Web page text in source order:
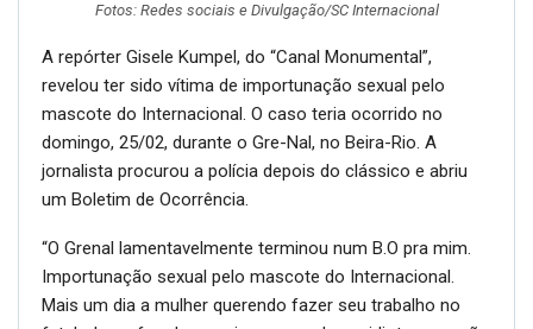
Fotos: Redes sociais e Divulgação/SC Internacional
A repórter Gisele Kumpel, do “Canal Monumental”,
revelou ter sido vítima de importunação sexual pelo
mascote do Internacional. O caso teria ocorrido no
domingo, 25/02, durante o Gre-Nal, no Beira-Rio. A
jornalista procurou a polícia depois do clássico e abriu
um Boletim de Ocorrência.
“O Grenal lamentavelmente terminou num B.O pra mim.
Importunação sexual pelo mascote do Internacional.
Mais um dia a mulher querendo fazer seu trabalho no